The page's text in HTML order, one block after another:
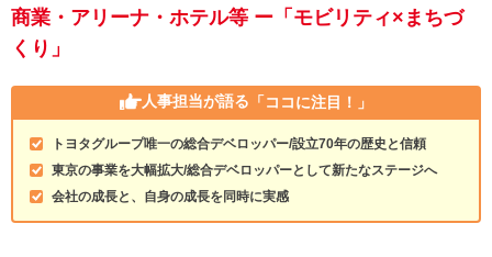
商業・アリーナ・ホテル等 ー「モビリティ×まちづ
くり」
人事担当が語る 「ココに注目！」
トヨタグループ唯一の総合デベロッパー/設立70年の歴史と信頼
東京の事業を大幅拡大/総合デベロッパーとして新たなステージへ
会社の成長と、自身の成長を同時に実感